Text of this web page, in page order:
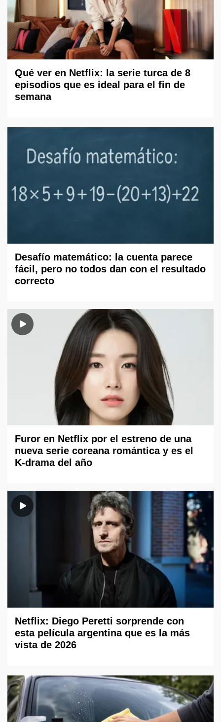
Qué ver en Netflix: la serie turca de 8
episodios que es ideal para el fin de
semana
Desafío matemático: la cuenta parece
fácil, pero no todos dan con el resultado
correcto
Furor en Netflix por el estreno de una
nueva serie coreana romántica y es el
K-drama del año
Netflix: Diego Peretti sorprende con
esta película argentina que es la más
vista de 2026